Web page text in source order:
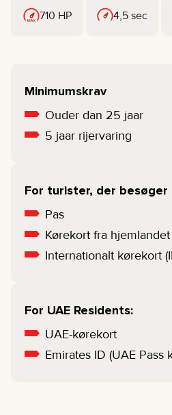
710 HP 4,5 sec
Minimumskrav
Ouder dan 25 jaar
5 jaar rijervaring
For turister, der besøger
Pas
Kørekort fra hjemlandet
Internationalt kørekort
For UAE Residents:
UAE-kørekort
Emirates ID (UAE Pass